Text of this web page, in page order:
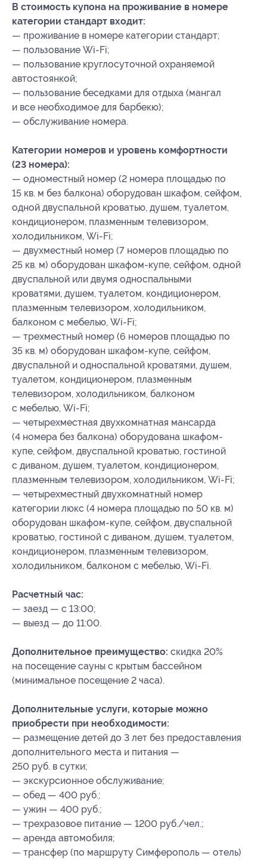
В стоимость купона на проживание в номере
категории стандарт входит:
— проживание в номере категории стандарт;
— пользование Wi-Fi;
— пользование круглосуточной охраняемой
автостоянкой;
— пользование беседками для отдыха (мангал
и все необходимое для барбекю);
— обслуживание номера.
Категории номеров и уровень комфортности
(23 номера):
— одноместный номер (2 номера площадью по
15 кв. м без балкона) оборудован шкафом, сейфом,
одной двуспальной кроватью, душем, туалетом,
кондиционером, плазменным телевизором,
холодильником, Wi-Fi;
— двухместный номер (7 номеров площадью по
25 кв. м) оборудован шкафом-купе, сейфом, одной
двуспальной или двумя односпальными
кроватями, душем, туалетом, кондиционером,
плазменным телевизором, холодильником,
балконом с мебелью, Wi-Fi;
— трехместный номер (6 номеров площадью по
35 кв. м) оборудован шкафом-купе, сейфом,
двуспальной и односпальной кроватями, душем,
туалетом, кондиционером, плазменным
телевизором, холодильником, балконом
с мебелью, Wi-Fi;
— четырехместная двухкомнатная мансарда
(4 номера без балкона) оборудована шкафом-
купе, сейфом, двуспальной кроватью, гостиной
с диваном, душем, туалетом, кондиционером,
плазменным телевизором, холодильником, Wi-Fi;
— четырехместный двухкомнатный номер
категории люкс (4 номера площадью по 50 кв. м)
оборудован шкафом-купе, сейфом, двуспальной
кроватью, гостиной с диваном, душем, туалетом,
кондиционером, плазменным телевизором,
холодильником, балконом с мебелью, Wi-Fi.
Расчетный час:
— заезд — с 13:00;
— выезд — до 11:00.
Дополнительное преимущество: скидка 20%
на посещение сауны с крытым бассейном
(минимальное посещение 2 часа).
Дополнительные услуги, которые можно
приобрести при необходимости:
— размещение детей до 3 лет без предоставления
дополнительного места и питания —
250 руб. в сутки;
— экскурсионное обслуживание;
— обед — 400 руб.;
— ужин — 400 руб.;
— трехразовое питание — 1200 руб./чел.;
— аренда автомобиля;
— трансфер (по маршруту Симферополь — отель)